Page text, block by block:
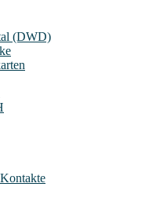
(DWD)